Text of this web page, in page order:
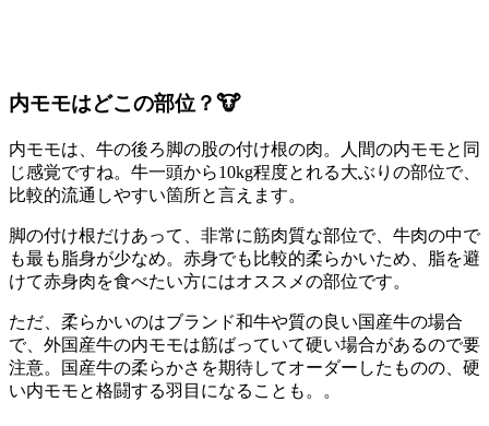
内モモはどこの部位？🐮
内モモは、牛の後ろ脚の股の付け根の肉。人間の内モモと同
じ感覚ですね。牛一頭から10kg程度とれる大ぶりの部位で、
比較的流通しやすい箇所と言えます。
脚の付け根だけあって、非常に筋肉質な部位で、牛肉の中で
も最も脂身が少なめ。赤身でも比較的柔らかいため、脂を避
けて赤身肉を食べたい方にはオススメの部位です。
ただ、柔らかいのはブランド和牛や質の良い国産牛の場合
で、外国産牛の内モモは筋ばっていて硬い場合があるので要
注意。国産牛の柔らかさを期待してオーダーしたものの、硬
い内モモと格闘する羽目になることも。。